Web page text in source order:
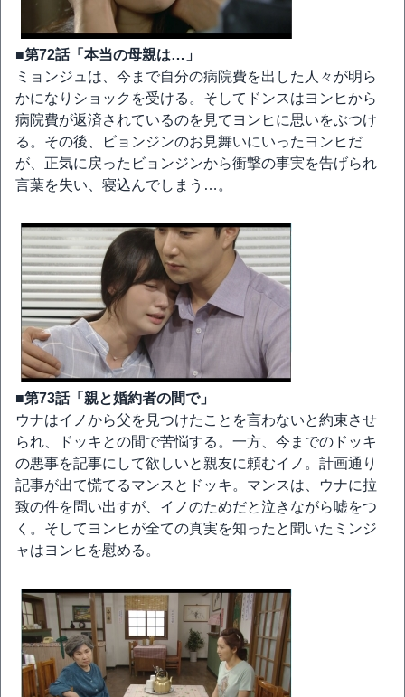
■第72話「本当の母親は…」
ミョンジュは、今まで自分の病院費を出した人々が明ら
かになりショックを受ける。そしてドンスはヨンヒから
病院費が返済されているのを見てヨンヒに思いをぶつけ
る。その後、ビョンジンのお見舞いにいったヨンヒだ
が、正気に戻ったビョンジンから衝撃の事実を告げられ
言葉を失い、寝込んでしまう…。
■第73話「親と婚約者の間で」
ウナはイノから父を見つけたことを言わないと約束させ
られ、ドッキとの間で苦悩する。一方、今までのドッキ
の悪事を記事にして欲しいと親友に頼むイノ。計画通り
記事が出て慌てるマンスとドッキ。マンスは、ウナに拉
致の件を問い出すが、イノのためだと泣きながら嘘をつ
く。そしてヨンヒが全ての真実を知ったと聞いたミンジ
ャはヨンヒを慰める。